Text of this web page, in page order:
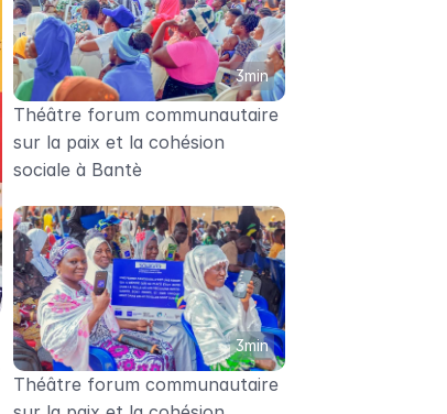
3min
Théâtre forum communautaire
sur la paix et la cohésion
sociale à Bantè
3min
Théâtre forum communautaire